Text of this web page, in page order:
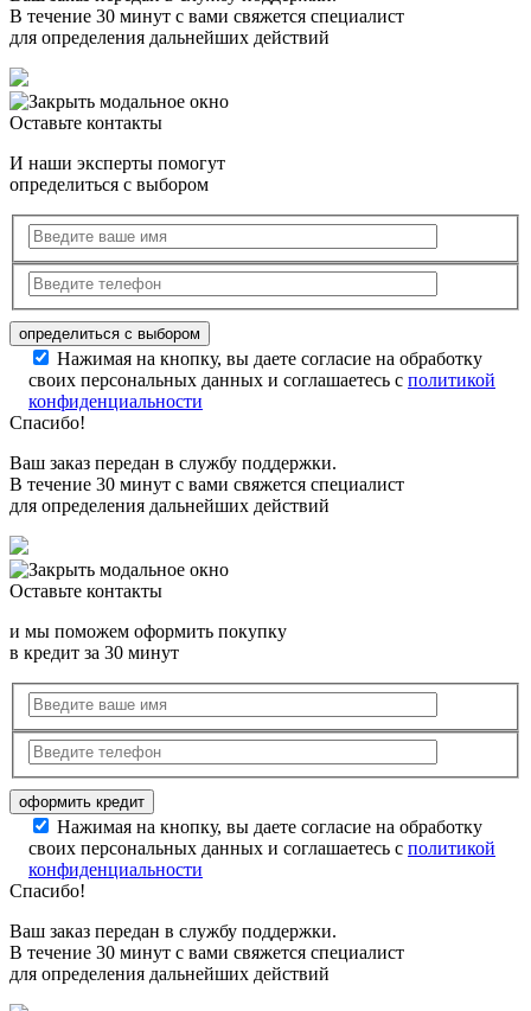
В течение 30 минут с вами свяжется специалист
для определения дальнейших действий
Оставьте контакты
И наши эксперты помогут
определиться с выбором
Нажимая на кнопку, вы даете согласие на обработку
своих персональных данных и соглашаетесь с политикой
конфиденциальности
Спасибо!
Ваш заказ передан в службу поддержки.
В течение 30 минут с вами свяжется специалист
для определения дальнейших действий
Оставьте контакты
и мы поможем оформить покупку
в кредит за 30 минут
Нажимая на кнопку, вы даете согласие на обработку
своих персональных данных и соглашаетесь с политикой
конфиденциальности
Спасибо!
Ваш заказ передан в службу поддержки.
В течение 30 минут с вами свяжется специалист
для определения дальнейших действий